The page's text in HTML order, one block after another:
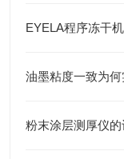
EYELA程序冻干
油墨粘度一致为
粉末涂层测厚仪